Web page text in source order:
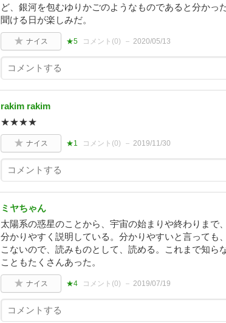
ど、銀河を包むゆりかごのようなものであると分かっ
聞ける日が楽しみだ。
ナイス ★5 コメント(0) 2020/05/13
rakim rakim
★★★★
ナイス ★1 コメント(0) 2019/11/30
ミヤちゃん
太陽系の惑星のことから、宇宙の始まりや終わりまで
分かりやすく説明している。分かりやすいと言っても
こないので、読みものとして、読める。これまで知ら
こともたくさんあった。
ナイス ★4 コメント(0) 2019/07/19